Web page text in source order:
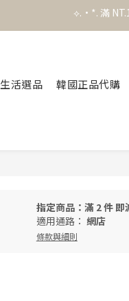
官 網 加 入 會
⟡.·*. 滿
生活選品 韓國正品代購
指定商品：滿 2 件
適用通路： 網店
條款與細則